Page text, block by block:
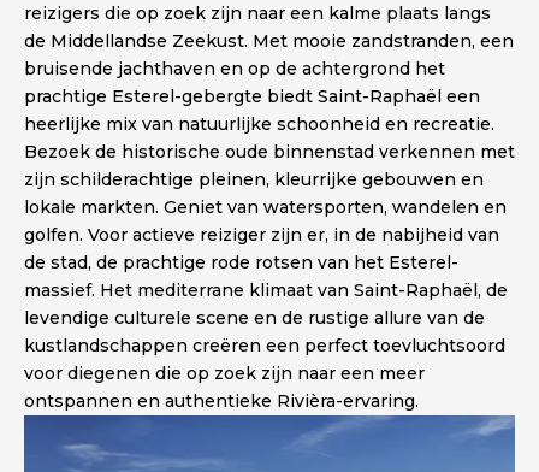
reizigers die op zoek zijn naar een kalme plaats langs
de Middellandse Zeekust. Met mooie zandstranden, een
bruisende jachthaven en op de achtergrond het
prachtige Esterel-gebergte biedt Saint-Raphaël een
heerlijke mix van natuurlijke schoonheid en recreatie.
Bezoek de historische oude binnenstad verkennen met
zijn schilderachtige pleinen, kleurrijke gebouwen en
lokale markten. Geniet van watersporten, wandelen en
golfen. Voor actieve reiziger zijn er, in de nabijheid van
de stad, de prachtige rode rotsen van het Esterel-
massief. Het mediterrane klimaat van Saint-Raphaël, de
levendige culturele scene en de rustige allure van de
kustlandschappen creëren een perfect toevluchtsoord
voor diegenen die op zoek zijn naar een meer
ontspannen en authentieke Rivièra-ervaring.